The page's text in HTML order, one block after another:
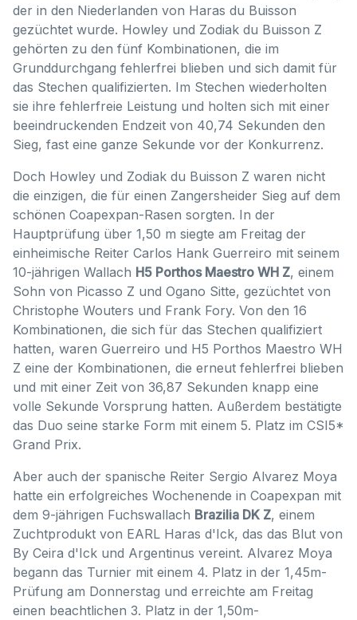
der in den Niederlanden von Haras du Buisson
gezüchtet wurde. Howley und Zodiak du Buisson Z
gehörten zu den fünf Kombinationen, die im
Grunddurchgang fehlerfrei blieben und sich damit für
das Stechen qualifizierten. Im Stechen wiederholten
sie ihre fehlerfreie Leistung und holten sich mit einer
beeindruckenden Endzeit von 40,74 Sekunden den
Sieg, fast eine ganze Sekunde vor der Konkurrenz.
Doch Howley und Zodiak du Buisson Z waren nicht
die einzigen, die für einen Zangersheider Sieg auf dem
schönen Coapexpan-Rasen sorgten. In der
Hauptprüfung über 1,50 m siegte am Freitag der
einheimische Reiter Carlos Hank Guerreiro mit seinem
10-jährigen Wallach H5 Porthos Maestro WH Z, einem
Sohn von Picasso Z und Ogano Sitte, gezüchtet von
Christophe Wouters und Frank Fory. Von den 16
Kombinationen, die sich für das Stechen qualifiziert
hatten, waren Guerreiro und H5 Porthos Maestro WH
Z eine der Kombinationen, die erneut fehlerfrei blieben
und mit einer Zeit von 36,87 Sekunden knapp eine
volle Sekunde Vorsprung hatten. Außerdem bestätigte
das Duo seine starke Form mit einem 5. Platz im CSI5*
Grand Prix.
Aber auch der spanische Reiter Sergio Alvarez Moya
hatte ein erfolgreiches Wochenende in Coapexpan mit
dem 9-jährigen Fuchswallach Brazilia DK Z, einem
Zuchtprodukt von EARL Haras d'Ick, das das Blut von
By Ceira d'Ick und Argentinus vereint. Alvarez Moya
begann das Turnier mit einem 4. Platz in der 1,45m-
Prüfung am Donnerstag und erreichte am Freitag
einen beachtlichen 3. Platz in der 1,50m-